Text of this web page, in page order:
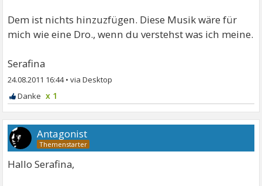
Dem ist nichts hinzuzfügen. Diese Musik wäre für
mich wie eine Dro., wenn du verstehst was ich meine.
Serafina
24.08.2011 16:44•
x 1
Antagonist
Hallo Serafina,